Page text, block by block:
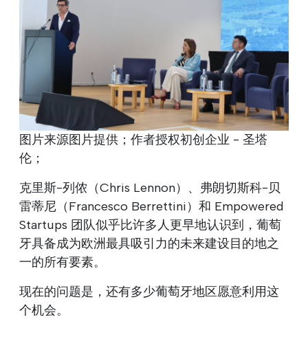
图片来源图片提供；作者授权初创企业 - 圣塔
伦；
克里斯-列侬（Chris Lennon）、弗朗切斯科-贝
雷蒂尼（Francesco Berrettini）和 Empowered
Startups 团队似乎比许多人更早地认识到，葡萄
牙具备成为欧洲最具吸引力的未来建设目的地之
一的所有要素。
现在的问题是，还有多少葡萄牙地区愿意利用这
个机会。